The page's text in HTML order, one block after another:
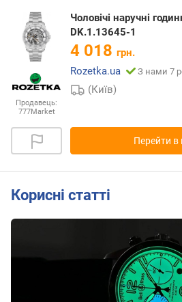
Продавець:
777Market
Чоловічі наручні
DK.1.13645-1
4 018 грн.
Rozetka.ua
З нами 7
(Київ)
Перейти в
Корисні статті